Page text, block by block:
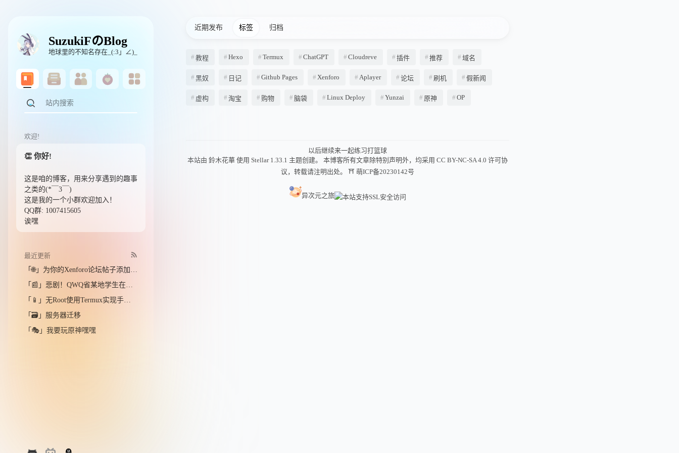
SuzukiFのBlog
地球里的不知名存在_(:3」∠)_
欢迎!
👏 你好!
这是咱的博客，用来分享遇到的趣事
之类的(*￣3￣)
这是我的一个小群欢迎加入！
QQ群: 1007415605
诶嘿
最近更新
「🌐」为你的Xenforo论坛帖子添加Aplayer播放器!
「📰」悲剧！QWQ省某地学生在河塘溺水身亡，社区安全引关注！(假新闻)
「📱」无Root使用Termux实现手机给手机刷机
「🗃️」服务器迁移
「🎭」我要玩原神嘿嘿
近期发布 标签 归档
教程 Hexo Termux ChatGPT Cloudreve 插件 推荐 域名
黑奴 日记 Github Pages Xenforo Aplayer 论坛 刷机 假新闻
虚构 淘宝 购物 脑袋 Linux Deploy Yunzai 原神 OP
以后继续来一起练习打篮球
本站由 鈴木花華 使用 Stellar 1.33.1 主题创建。 本博客所有文章除特别声明外，均采用 CC BY-NC-SA 4.0 许可协
议，转载请注明出处。 ⛩ 萌ICP备20230142号
异次元之旅